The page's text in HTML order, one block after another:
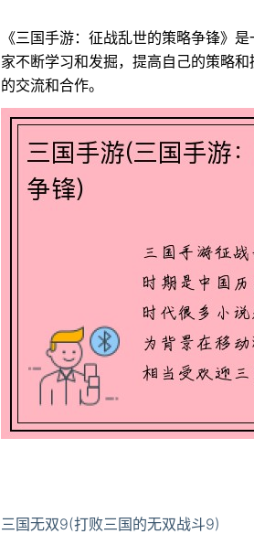
《三国手游：征战乱世的策略争锋》
家不断学习和发掘，提高自己的策略
的交流和合作。
三国无双9(打败三国的无双战斗9)